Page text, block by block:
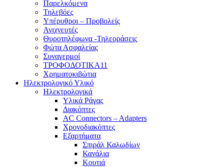
Παρελκόμενα
Τηλεβόες
Υπέρυθροι – Προβολείς
Ανιχνευτές
Θυροτηλέφωνα -Τηλεοράσεις
Φώτα Ασφαλείας
Συναγερμοί
ΤΡΟΦΟΔΟΤΙΚΑ11
Χρηματοκιβώτια
Ηλεκτρολογικό Υλικό
Ηλεκτρολογικά
Υλικά Ράγας
Διακόπτες
AC Connectors – Adapters
Χρονοδιακόπτες
Εξαρτήματα
Σπιράλ Καλωδίων
Κανάλια
Κουτιά